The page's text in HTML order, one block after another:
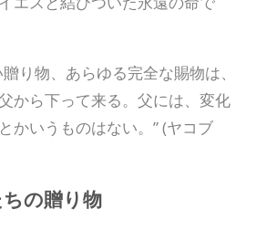
り物、あらゆる完全な賜物は、
から下って来る。父には、変化
かいうものはない。” (ヤコブ
の贈り物